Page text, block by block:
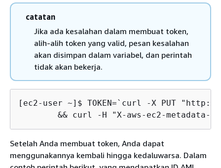
catatan
Jika ada kesalahan dalam membuat token,
alih-alih token yang valid, pesan kesalahan
akan disimpan dalam variabel, dan perintah
tidak akan bekerja.
[ec2-user ~]$ TOKEN=`curl -X PUT
&& curl -H "X-aws-ec2-metadata-
Setelah Anda membuat token, Anda dapat
menggunakannya kembali hingga kedaluwarsa. Dalam